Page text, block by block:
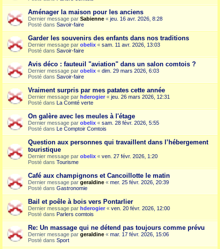
Aménager la maison pour les anciens
Dernier message par Sabienne « jeu. 16 avr. 2026, 8:28
Posté dans Savoir-faire
Garder les souvenirs des enfants dans nos traditions
Dernier message par obelix « sam. 11 avr. 2026, 13:03
Posté dans Savoir-faire
Avis déco : fauteuil "aviation" dans un salon comtois ?
Dernier message par obelix « dim. 29 mars 2026, 6:03
Posté dans Savoir-faire
Vraiment surpris par mes patates cette année
Dernier message par hderogier « jeu. 26 mars 2026, 12:31
Posté dans La Comté verte
On galère avec les meules à l'étage
Dernier message par obelix « sam. 28 févr. 2026, 5:55
Posté dans Le Comptoir Comtois
Question aux personnes qui travaillent dans l’hébergement
touristique
Dernier message par obelix « ven. 27 févr. 2026, 1:20
Posté dans Tourisme
Café aux champignons et Cancoillotte le matin
Dernier message par geraldine « mer. 25 févr. 2026, 20:39
Posté dans Gastronomie
Bail et poêle à bois vers Pontarlier
Dernier message par hderogier « ven. 20 févr. 2026, 12:00
Posté dans Parlers comtois
Re: Un massage qui ne détend pas toujours comme prévu
Dernier message par geraldine « mar. 17 févr. 2026, 15:06
Posté dans Sport